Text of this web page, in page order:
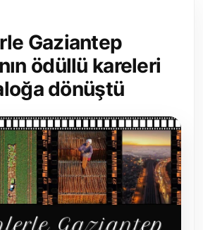
Üst Kurullar
Gaziantep
ödüllü kareleri
dönüştü